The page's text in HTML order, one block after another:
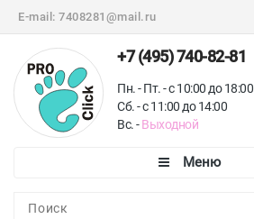
E-mail: 7408281@mail.ru
+7 (495) 740-82-81
Пн. - Пт. - с 10:00 до 18:00
Сб. - с 11:00 до 14:00
Вс. -Выходной